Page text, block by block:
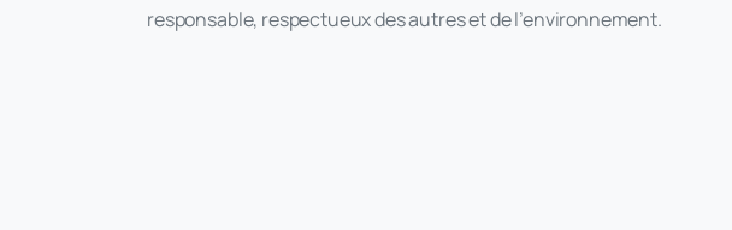
responsable, respectueux des autres et de l’environnement.